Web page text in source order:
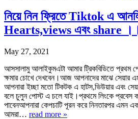
নিয়ে নিন ফ্রিতে Tiktok এ
Hearts,views এবং share
May 27, 2021
আসসালামু আলাইকুমএটা আমার ট্রিকবিডিতে প্রথম
ক্ষমার চোখে দেখবেন।আজ আপনাদের মাঝে সেয়ার
আপনারা ইচ্ছা মতো টিকটক এ হাটস,ভিউয়ার এবং
বলে চুলুন পোস্ট এ চলে যাই।প্রথমে লিংকে প্রবেস
পাবেনআপনারা কেপচাটি পূরন করে নিনতারপর এমন
আমরা… read more »